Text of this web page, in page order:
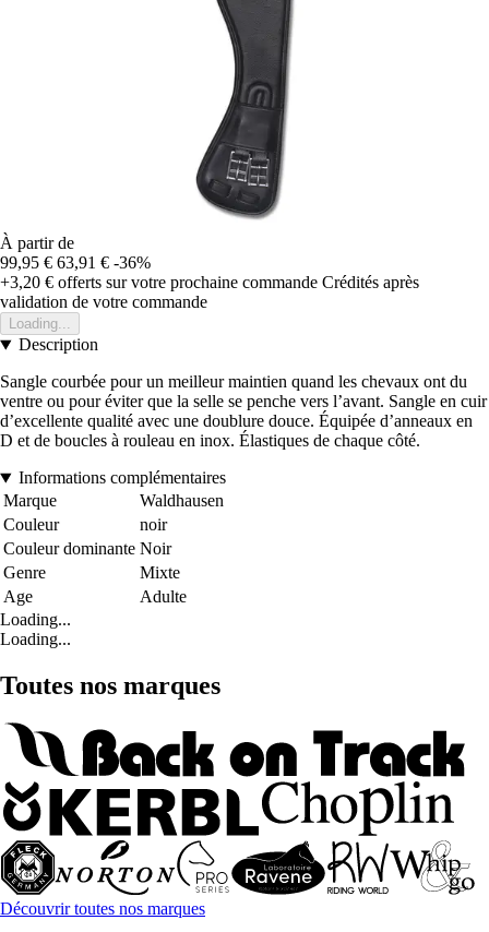
À partir de
99,95 € 63,91 € -36%
+3,20 € offerts sur votre prochaine commande Crédités après
validation de votre commande
Loading...
Description
Sangle courbée pour un meilleur maintien quand les chevaux ont du
ventre ou pour éviter que la selle se penche vers l’avant. Sangle en cuir
d’excellente qualité avec une doublure douce. Équipée d’anneaux en
D et de boucles à rouleau en inox. Élastiques de chaque côté.
Informations complémentaires
Marque
Waldhausen
Couleur
noir
Couleur dominante Noir
Genre
Mixte
Age
Adulte
Loading...
Loading...
Toutes nos marques
Découvrir toutes nos marques